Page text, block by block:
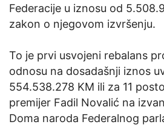
Federacije u iznosu od
zakon o njegovom izvršenju.
To je prvi usvojeni rebalans
odnosu na dosadašnji iznos
554.538.278 KM ili za 11
premijer Fadil Novalić na
Doma naroda Federalnog